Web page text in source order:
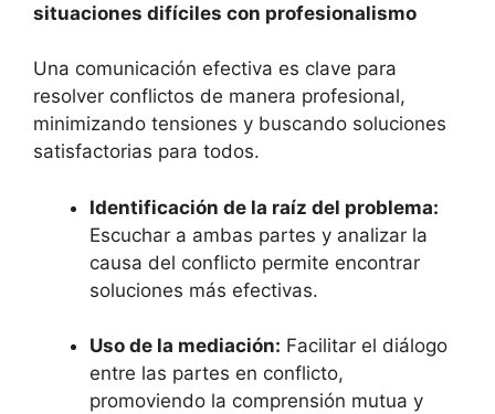
situaciones difíciles con profesionalismo
Una comunicación efectiva es clave para
resolver conflictos de manera profesional,
minimizando tensiones y buscando soluciones
satisfactorias para todos.
Identificación de la raíz del problema:
Escuchar a ambas partes y analizar la
causa del conflicto permite encontrar
soluciones más efectivas.
Uso de la mediación: Facilitar el diálogo
entre las partes en conflicto,
promoviendo la comprensión mutua y